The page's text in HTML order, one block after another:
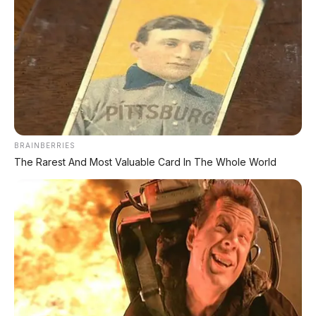
TANPA DP
GRATIS ANGSURAN 1X
✔ GRATIS BALIK NAMA
CEK UNIT SEKARANG
PROMO MINGGU INI
KREDIT MOTOR
SEMUA MEREK
DP MULAI
100RB NETT
BRAINBERRIES
The Rarest And Most Valuable Card In The Whole World